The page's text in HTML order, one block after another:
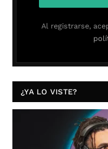
Al registrarse,
¿YA LO VISTE?